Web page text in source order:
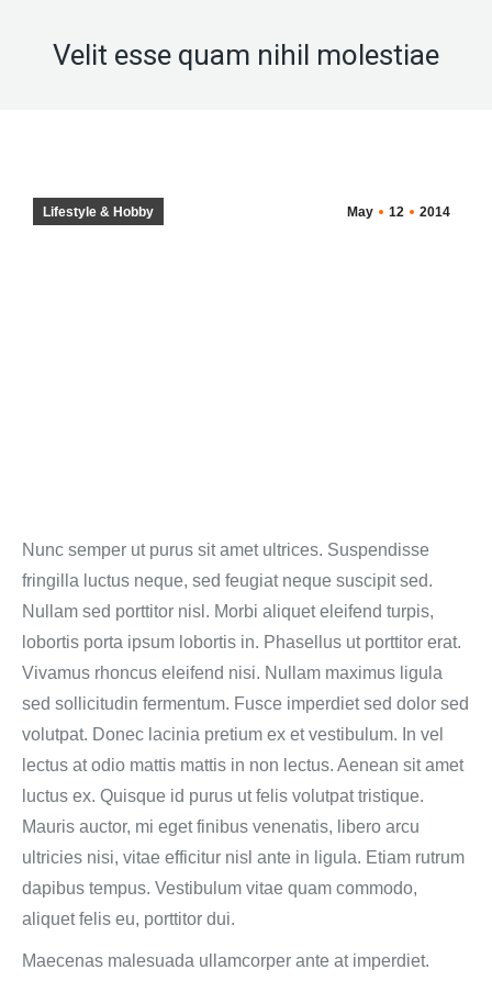
Velit esse quam nihil molestiae
May 12 2014
Lifestyle & Hobby
Nunc semper ut purus sit amet ultrices. Suspendisse
fringilla luctus neque, sed feugiat neque suscipit sed.
Nullam sed porttitor nisl. Morbi aliquet eleifend turpis,
lobortis porta ipsum lobortis in. Phasellus ut porttitor erat.
Vivamus rhoncus eleifend nisi. Nullam maximus ligula
sed sollicitudin fermentum. Fusce imperdiet sed dolor sed
volutpat. Donec lacinia pretium ex et vestibulum. In vel
lectus at odio mattis mattis in non lectus. Aenean sit amet
luctus ex. Quisque id purus ut felis volutpat tristique.
Mauris auctor, mi eget finibus venenatis, libero arcu
ultricies nisi, vitae efficitur nisl ante in ligula. Etiam rutrum
dapibus tempus. Vestibulum vitae quam commodo,
aliquet felis eu, porttitor dui.
Maecenas malesuada ullamcorper ante at imperdiet.